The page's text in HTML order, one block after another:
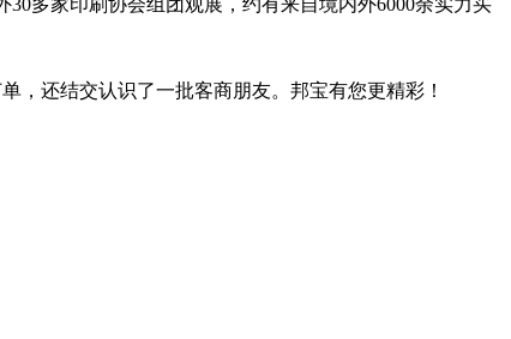
，还结交认识了一批客商朋友。邦宝有您更精彩！